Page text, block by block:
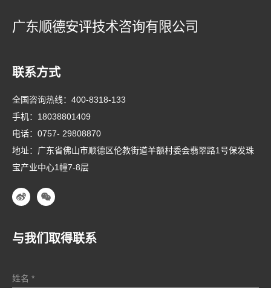
广东顺德安评技术咨询有限公司
联系方式
全国咨询热线： 400-8318-133
手机： 18038801409
电话： 0757- 29808870
地址：广东省佛山市顺德区伦教街道羊额村委会翡翠路1号保发珠
宝产业中心1幢7-8层
与我们取得联系